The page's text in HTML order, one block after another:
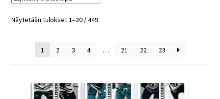
Näytetään tulokset 1–20 / 449
1 2 3 4 … 21 22 23